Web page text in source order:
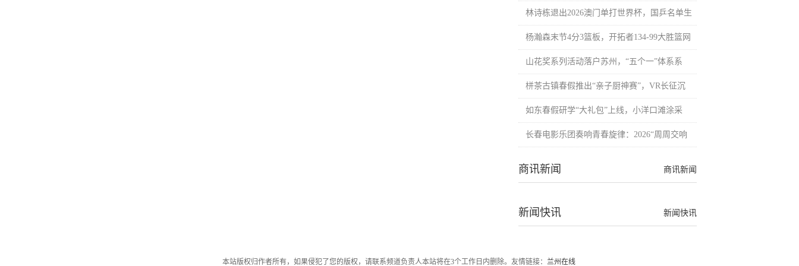
林诗栋退出2026澳门单打世界杯，国乒名单生
杨瀚森末节4分3篮板，开拓者134-99大胜篮网
山花奖系列活动落户苏州，“五个一”体系系
栟茶古镇春假推出“亲子厨神赛”，VR长征沉
如东春假研学“大礼包”上线，小洋口滩涂采
长春电影乐团奏响青春旋律：2026“周周交响
商讯新闻
商讯新闻
新闻快讯
新闻快讯
本站版权归作者所有，如果侵犯了您的版权，请联系频道负责人本站将在3个工作日内删除。友情链接： 兰州在线